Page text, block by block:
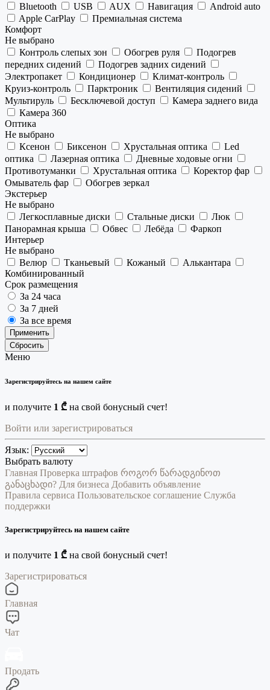
Bluetooth
USB AUX Навигация
Android auto
Apple CarPlay
Премиальная система
Комфорт
Не выбрано
Контроль слепых зон
Обогрев руля
Подогрев
передних сидений
Подогрев задних сидений
Электропакет
Кондиционер
Климат-контроль
Круиз-контроль
Парктроник
Вентиляция сидений
Мультируль
Бесключевой доступ
Камера заднего вида
Камера 360
Оптика
Не выбрано
Ксенон
Биксенон Хрустальная оптика
Led
оптика
Лазерная оптика
Дневные ходовые огни
Противотуманки
Хрустальная оптика
Коректор фар
Омыватель фар
Обогрев зеркал
Экстерьер
Не выбрано
Легкосплавные диски
Стальные диски
Люк
Панорамная крыша
Обвес Лебёда
Фаркоп
Интерьер
Не выбрано
Велюр
Тканьевый Кожаный
Алькантара
Комбинированный
Срок размещения
За 24 часа
За 7 дней
За все время
Применить
Сбросить
Меню
Зарегистрируйтесь на нашем сайте
и получите 1 ₾ на свой бонусный счет!
Войти или зарегистрироваться
Язык:
Выбрать валюту
Главная Проверка штрафов როგორ წარადგინოთ
განაცხადი? Для бизнеса Добавить объявление
Правила сервиса Пользовательское соглашение Служба
поддержки
Зарегистрируйтесь на нашем сайте
и получите 1 ₾ на свой бонусный счет!
Зарегистрироваться
Главная
Чат
Продать